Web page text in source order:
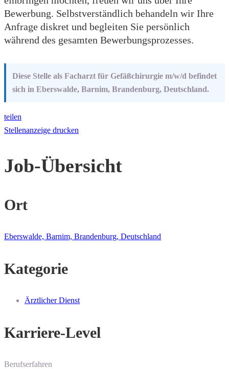
Bewerbung. Selbstverständlich behandeln wir Ihre
Anfrage diskret und begleiten Sie persönlich
während des gesamten Bewerbungsprozesses.
Diese Stelle als Facharzt für Gefäßchirurgie m/w/d befindet
sich in Eberswalde, Barnim, Brandenburg, Deutschland.
teilen
Stellenanzeige drucken
Job-Übersicht
Ort
Eberswalde, Barnim, Brandenburg, Deutschland
Kategorie
Ärztlicher Dienst
Karriere-Level
Berufserfahren